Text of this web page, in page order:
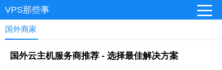
VPS那些事
国外商家
国外云主机服务商推荐 - 选择最佳解决方案